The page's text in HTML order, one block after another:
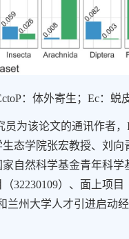
：体外寄生； Ec：蜕
为该论文的通讯作者，
态学院张宏教授、刘向
自然科学基金青年科学
（32230109）、面上项目
兰州大学人才引进启动